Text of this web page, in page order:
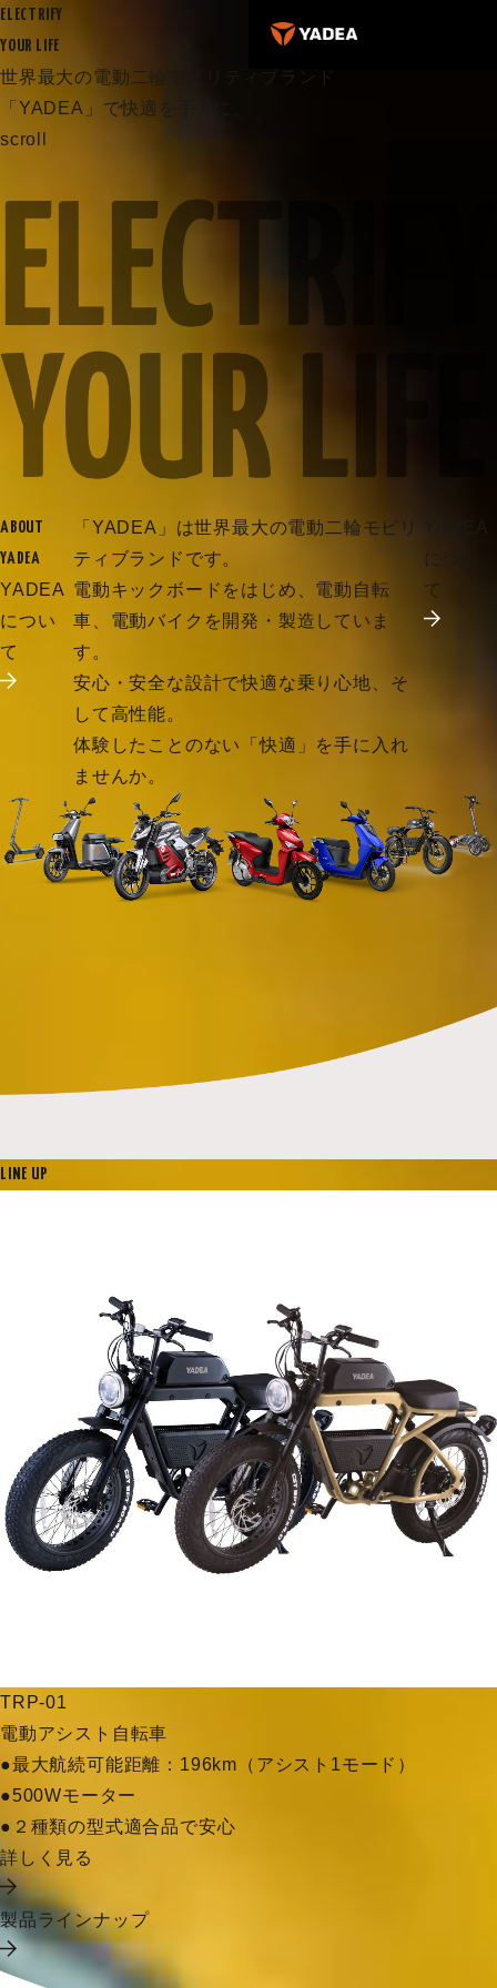
ELECTRIFY
YOUR LIFE
世界最大の電動二輪モビリティブランド
「YADEA」で快適を手元に。
scroll
ABOUT
YADEA
YADEA
につい
て
「YADEA」は世界最大の電動二輪モビリ
ティブランドです。
電動キックボードをはじめ、電動自転
車、電動バイクを開発・製造していま
す。
安心・安全な設計で快適な乗り心地、そ
して高性能。
体験したことのない「快適」を手に入れ
ませんか。
YADEA
につい
て
LINE UP
TRP-01
電動アシスト自転車
●最大航続可能距離：196km（アシスト1モード）
●500Wモーター
●２種類の型式適合品で安心
詳しく見る
製品ラインナップ